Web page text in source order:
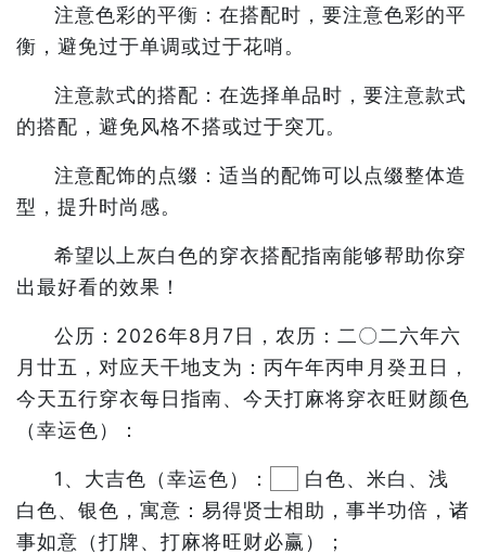
注意色彩的平衡：在搭配时，要注意色彩的平
衡，避免过于单调或过于花哨。
注意款式的搭配：在选择单品时，要注意款式
的搭配，避免风格不搭或过于突兀。
注意配饰的点缀：适当的配饰可以点缀整体造
型，提升时尚感。
希望以上灰白色的穿衣搭配指南能够帮助你穿
出最好看的效果！
公历：2026年8月7日，农历：二〇二六年六
月廿五，对应天干地支为：丙午年丙申月癸丑日，
今天五行穿衣每日指南、今天打麻将穿衣旺财颜色
（幸运色）：
1、大吉色（幸运色）：
白色、米白、浅
白色、银色，寓意：易得贤士相助，事半功倍，诸
事如意（打牌、打麻将旺财必赢）；